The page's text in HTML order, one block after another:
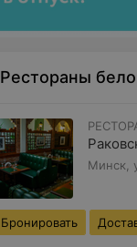
Рестораны
Минск,
Бронировать